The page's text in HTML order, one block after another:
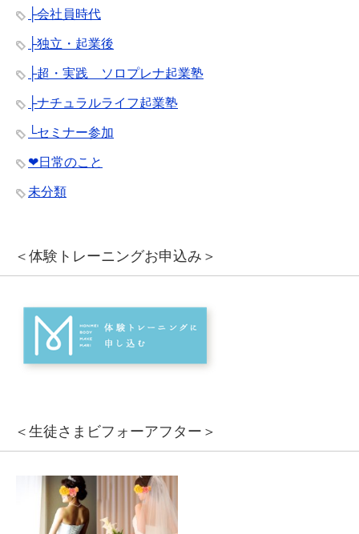
├会社員時代
├独立・起業後
├超・実践 ソロプレナ起業塾
├ナチュラルライフ起業塾
└セミナー参加
❤︎日常のこと
未分類
＜体験トレーニングお申込み＞
＜生徒さまビフォーアフター＞